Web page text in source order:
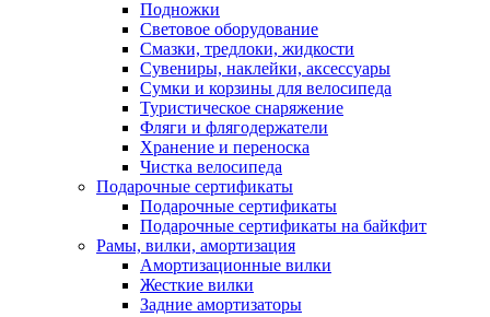
Подножки
Световое оборудование
Смазки, тредлоки, жидкости
Сувениры, наклейки, аксессуары
Сумки и корзины для велосипеда
Туристическое снаряжение
Фляги и флягодержатели
Хранение и переноска
Чистка велосипеда
Подарочные сертификаты
Подарочные сертификаты
Подарочные сертификаты на байкфит
Рамы, вилки, амортизация
Амортизационные вилки
Жесткие вилки
Задние амортизаторы